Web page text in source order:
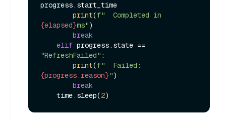
progress.start_time
print(
{elapsed}ms")
break
elif
"RefreshFailed" :
print(
{progress.reason}")
break
    time.sleep(
2